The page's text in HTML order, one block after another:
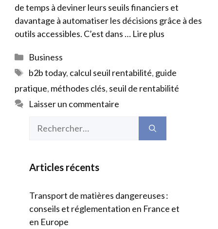
de temps à deviner leurs seuils financiers et
davantage à automatiser les décisions grâce à des
outils accessibles. C’est dans … Lire plus
Catégories
Business
Étiquettes
b2b today, calcul seuil rentabilité, guide
pratique, méthodes clés, seuil de rentabilité
Laisser un commentaire
Articles récents
Transport de matières dangereuses :
conseils et réglementation en France et
en Europe